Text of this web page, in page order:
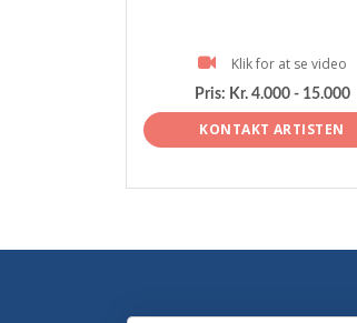
Klik for at se video
Pris: Kr. 4.000 - 15.000
KONTAKT ARTISTEN